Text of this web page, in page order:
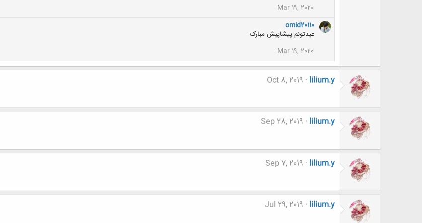
Mar 19, 2020
omid20110
عیدتونم پیشاپیش مبارک
Mar 19, 2020
lilium.y
Oct 8, 2019
lilium.y
Sep 28, 2019
lilium.y
Sep 7, 2019
lilium.y
Jul 29, 2019